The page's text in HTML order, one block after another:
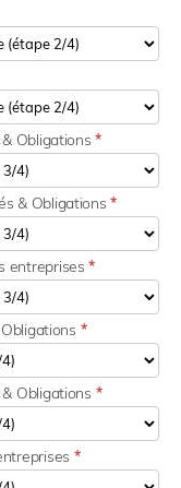
& Obligations*
& Obligations*
entreprises*
*
Obligations *
*